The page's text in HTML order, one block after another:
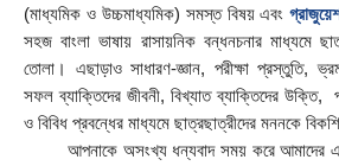
(মাধ্যমিক ও উচ্চমাধ্যমিক) সমস্ত বিষয় এবং
সহজ বাংলা ভাষায় রাসায়নিক বন্ধনচনার মাধ্যমে
তোলা। এছাড়াও সাধারণ-জ্ঞান, পরীক্ষা প্রস্তুতি,
সফল ব্যাক্তিদের জীবনী, বিখ্যাত ব্যাক্তিদের উক্তি,
ও বিবিধ প্রবন্ধের মাধ্যমে ছাত্রছাত্রীদের মননকে
আপনাকে অসংখ্য ধন্যবাদ সময় করে আমাদের এই